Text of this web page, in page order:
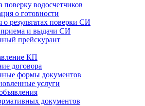
поверку водосчетчиков
о готовности
о результатах поверки СИ
и выдачи СИ
прейскурант
КП
договора
формы документов
услуги
документов